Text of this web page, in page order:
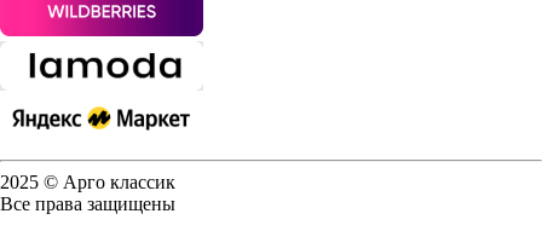
2025 © Арго классик
Все права защищены